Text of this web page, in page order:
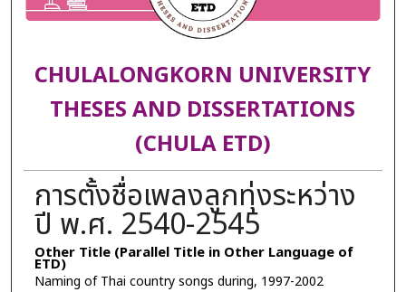
CHULALONGKORN UNIVERSITY
THESES AND DISSERTATIONS
(CHULA ETD)
การตั้งชื่อเพลงลูกทุ่งระหว่าง
ปี พ.ศ. 2540-2545
Other Title (Parallel Title in Other Language of
ETD)
Naming of Thai country songs during, 1997-2002